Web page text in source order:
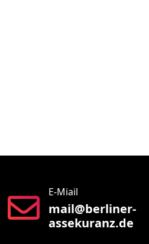
E-Miail
mail@berliner-
assekuranz.de